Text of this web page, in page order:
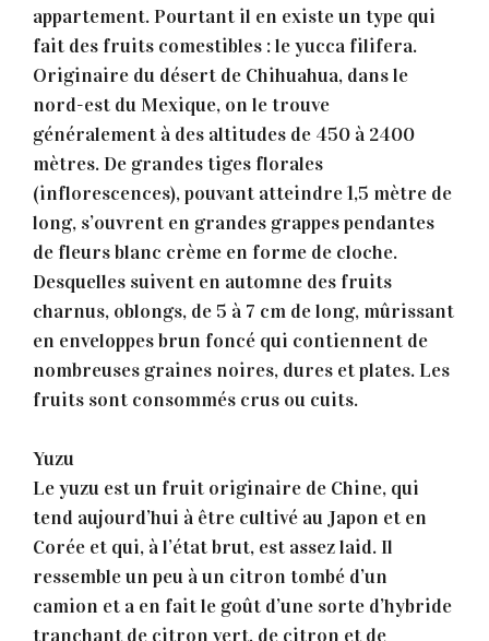
appartement. Pourtant il en existe un type qui
fait des fruits comestibles : le yucca filifera.
Originaire du désert de Chihuahua, dans le
nord-est du Mexique, on le trouve
généralement à des altitudes de 450 à 2400
mètres. De grandes tiges florales
(inflorescences), pouvant atteindre 1,5 mètre de
long, s’ouvrent en grandes grappes pendantes
de fleurs blanc crème en forme de cloche.
Desquelles suivent en automne des fruits
charnus, oblongs, de 5 à 7 cm de long, mûrissant
en enveloppes brun foncé qui contiennent de
nombreuses graines noires, dures et plates. Les
fruits sont consommés crus ou cuits.
Yuzu
Le yuzu est un fruit originaire de Chine, qui
tend aujourd’hui à être cultivé au Japon et en
Corée et qui, à l’état brut, est assez laid. Il
ressemble un peu à un citron tombé d’un
camion et a en fait le goût d’une sorte d’hybride
tranchant de citron vert, de citron et de